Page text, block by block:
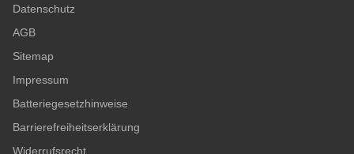
Datenschutz
AGB
Sitemap
Impressum
Batteriegesetzhinweise
Barrierefreiheitserklärung
Widerrufsrecht